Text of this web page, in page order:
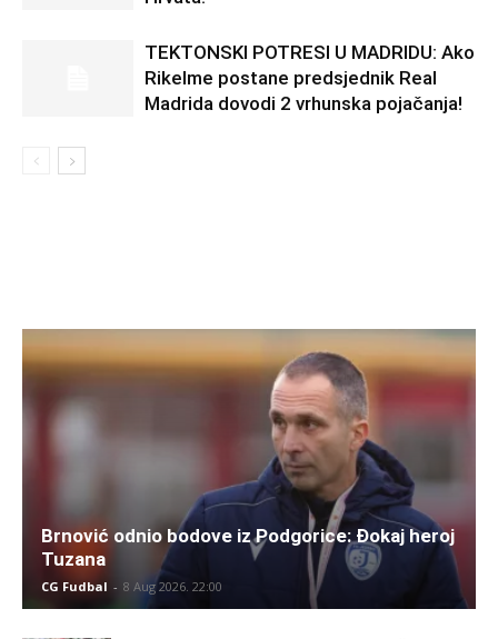
TEKTONSKI POTRESI U MADRIDU: Ako
Rikelme postane predsjednik Real
Madrida dovodi 2 vrhunska pojačanja!
Brnović odnio bodove iz Podgorice: Đokaj heroj
Tuzana
CG Fudbal - 8 Aug 2026. 22:00